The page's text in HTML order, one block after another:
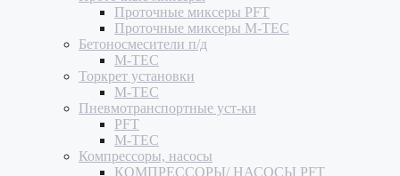
Проточные миксеры PFT
Проточные миксеры M-TEC
Бетоносмесители п/д
M-TEC
Торкрет установки
M-TEC
Пневмотранспортные уст-ки
PFT
M-TEC
Компрессоры, насосы
КОМПРЕССОРЫ/ НАСОСЫ PFT